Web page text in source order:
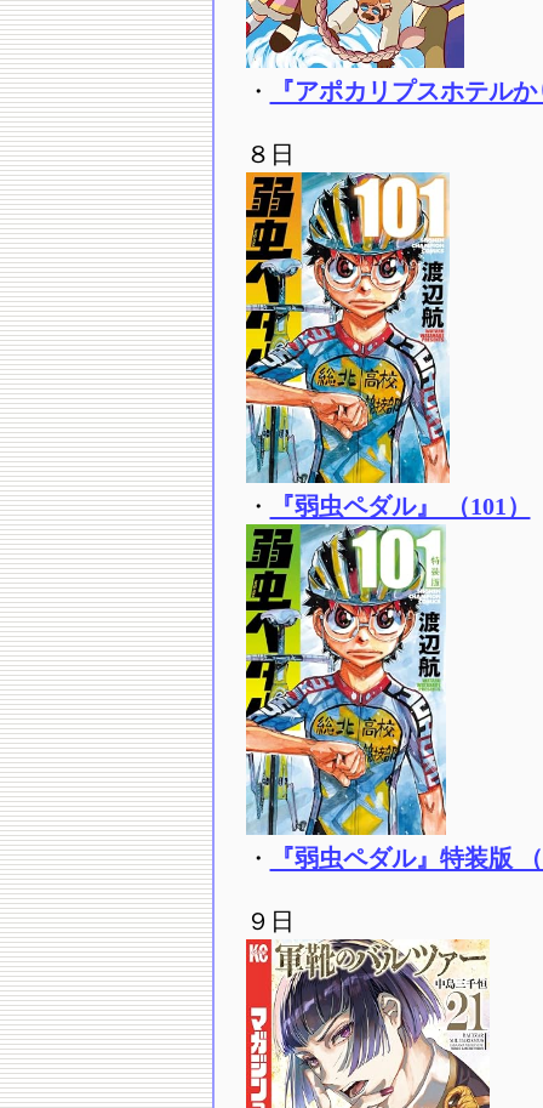
・ 『アポカリプスホテル
８日
・ 『弱虫ペダル』 （101）
・ 『弱虫ペダル』特装版
９日